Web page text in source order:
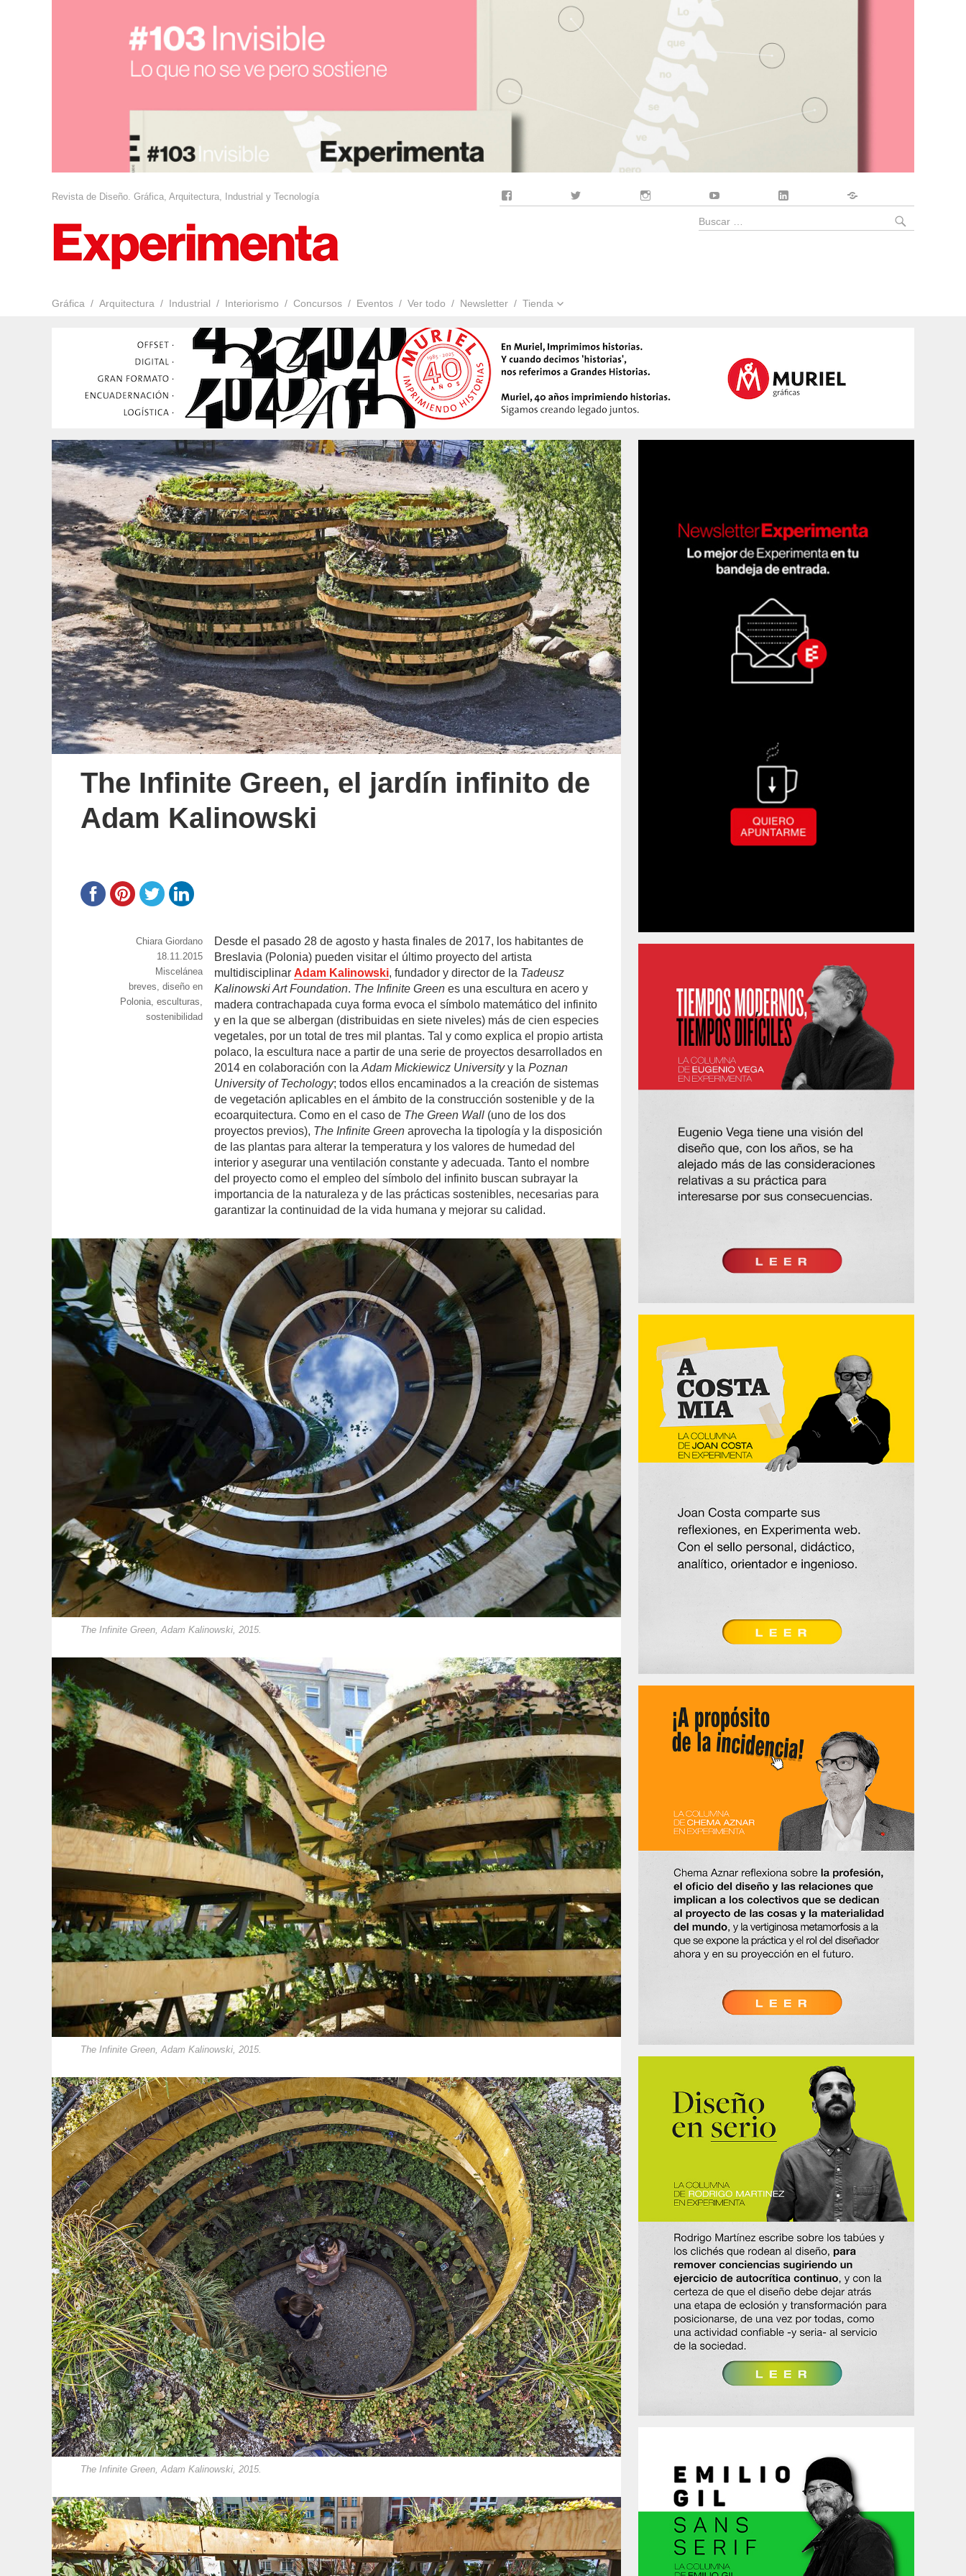
Revista de Diseño. Gráfica, Arquitectura, Industrial y Tecnología
Gráfica Arquitectura Industrial Interiorismo Concursos Eventos Ver todo Newsletter Tienda
Buscar
The Infinite Green, el jardín infinito de
Adam Kalinowski
Desde el pasado 28 de agosto y hasta finales de 2017, los habitantes de
Breslavia (Polonia) pueden visitar el último proyecto del artista
multidisciplinar Adam Kalinowski, fundador y director de la Tadeusz
Kalinowski Art Foundation. The Infinite Green es una escultura en acero y
madera contrachapada cuya forma evoca el símbolo matemático del infinito
y en la que se albergan (distribuidas en siete niveles) más de cien especies
vegetales, por un total de tres mil plantas. Tal y como explica el propio artista
polaco, la escultura nace a partir de una serie de proyectos desarrollados en
2014 en colaboración con laAdam Mickiewicz Universityy laPoznan
University of Techology; todos ellos encaminados a la creación de sistemas
de vegetación aplicables en el ámbito de la construcción sostenible y de la
ecoarquitectura. Como en el caso de The Green Wall (uno de los dos
proyectos previos), The Infinite Greenaprovecha la tipología y la disposición
de las plantas para alterar la temperatura y los valores de humedad del
interior y asegurar una ventilación constante y adecuada. Tanto el nombre
del proyecto como el empleo del símbolo del infinito buscan subrayar la
importancia de la naturaleza y de las prácticas sostenibles, necesarias para
garantizar la continuidad de la vida humana y mejorar su calidad.
The Infinite Green, Adam Kalinowski, 2015.
The Infinite Green, Adam Kalinowski, 2015.
The Infinite Green, Adam Kalinowski, 2015.
https://www.experimenta.es/author/chiara-
giordano/
Chiara Giordano
Publicado
el
18.11.2015
Categorías
Miscelánea
Etiquetas
breves ,diseño en
Polonia ,esculturas
sostenibilidad